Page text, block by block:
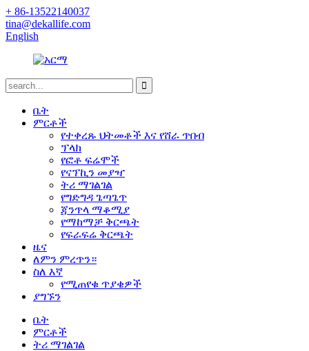
+ 86-13522140037
tina@dekallife.com
English
ቤት
ምርቶች
የተቀረጹ ህትመቶች እና የሸራ ጥበብ
ፕላክ
የፎቶ ፍሬሞች
የናፕኪን መያዣ
ትሪ ማገልገል
የግድግዳ ጌጣጌጥ
ጃንጥላ ማቆሚያ
የማከማቻ ቅርጫት
የፍራፍሬ ቅርጫት
ዜና
ለምን ምረጥን።
ስለ እኛ
የሚጠየቁ ጥያቄዎች
ያግኙን
ቤት
ምርቶች
ትሪ ማገልገል